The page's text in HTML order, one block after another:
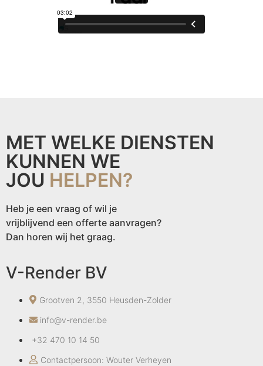
MET WELKE DIENSTEN
KUNNEN WE
JOU HELPEN?
Heb je een vraag of wil je
vrijblijvend een offerte aanvragen?
Dan horen wij het graag.
V-Render BV
Grootven 2, 3550 Heusden-Zolder
info@v-render.be
+32 470 10 14 50
Contactpersoon: Wouter Verheyen